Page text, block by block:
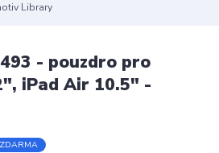
Library
- pouzdro pro
iPad Air 10.5" -